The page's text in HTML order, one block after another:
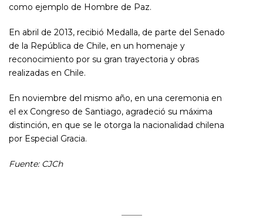
como ejemplo de Hombre de Paz.
En abril de 2013, recibió Medalla, de parte del Senado
de la República de Chile, en un homenaje y
reconocimiento por su gran trayectoria y obras
realizadas en Chile.
En noviembre del mismo año, en una ceremonia en
el ex Congreso de Santiago, agradeció su máxima
distinción, en que se le otorga la nacionalidad chilena
por Especial Gracia.
Fuente: CJCh